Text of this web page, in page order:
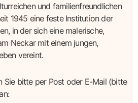
und familienfreundlichen
1945 eine feste Institution der
in der sich eine malerische,
Neckar mit einem jungen,
vereint.
Sie bitte per Post oder E-Mail (bitte